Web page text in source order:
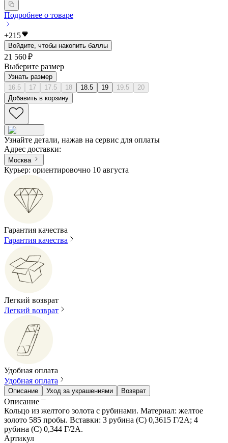
Подробнее о товаре
+215
Войдите, чтобы накопить баллы
21 560 ₽
Выберите размер
Узнать размер
16.5
17 17.5 18 18.5 19 19.5
20
Добавить в корзину
Узнайте детали, нажав на сервис для оплаты
Адрес доставки:
Москва
Курьер: ориентировочно 10 августа
Гарантия качества
Гарантия качества
Легкий возврат
Легкий возврат
Удобная оплата
Удобная оплата
Описание Уход за украшениями Возврат
Описание
Кольцо из желтого золота с рубинами. Материал: желтое
золото 585 пробы. Вставки: 3 рубина (С) 0,3615 Г/2А; 4
рубина (С) 0,344 Г/2А.
Артикул